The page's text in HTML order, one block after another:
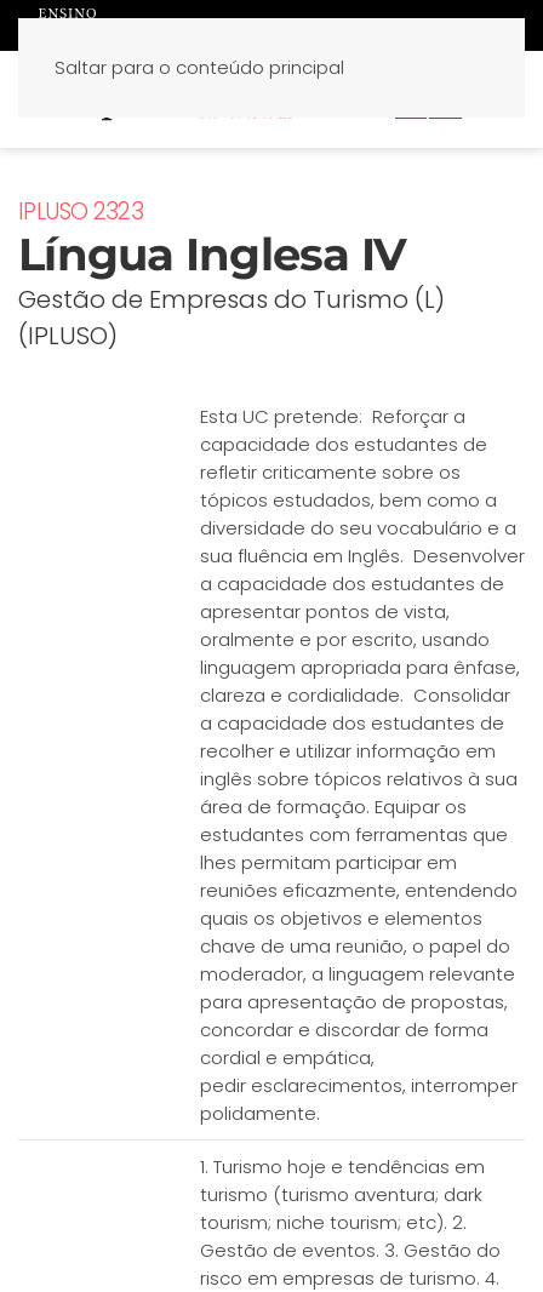
Saltar para o conteúdo principal
IPLUSO 2323
Língua Inglesa IV
Gestão de Empresas do Turismo (L)
(IPLUSO)
Esta UC pretende: Reforçar a
capacidade dos estudantes de
refletir criticamente sobre os
tópicos estudados, bem como a
diversidade do seu vocabulário e a
sua fluência em Inglês. Desenvolver
a capacidade dos estudantes de
apresentar pontos de vista,
oralmente e por escrito, usando
linguagem apropriada para ênfase,
clareza e cordialidade. Consolidar
a capacidade dos estudantes de
recolher e utilizar informação em
inglês sobre tópicos relativos à sua
área de formação. Equipar os
estudantes com ferramentas que
lhes permitam participar em
reuniões eficazmente, entendendo
quais os objetivos e elementos
chave de uma reunião, o papel do
moderador, a linguagem relevante
para apresentação de propostas,
concordar e discordar de forma
cordial e empática,
pedir esclarecimentos, interromper
polidamente.
1. Turismo hoje e tendências em
turismo (turismo aventura; dark
tourism; niche tourism; etc). 2.
Gestão de eventos. 3. Gestão do
risco em empresas de turismo. 4.